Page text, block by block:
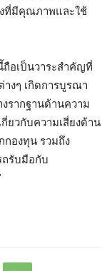
ที่มีคุณภาพและใช้
ถือเป็นวาระสำคัญที่
งๆ เกิดการบูรณา
รากฐานด้านความ
ยวกับความเสี่ยงด้าน
กองทุน รวมถึง
ถรับมือกับ